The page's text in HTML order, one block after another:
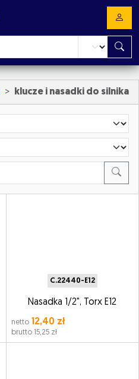
klucze i nasadki do silnika
C.22440-E12
Nasadka 1/2", Torx E12
netto12,40 zł
brutto 15,25 zł